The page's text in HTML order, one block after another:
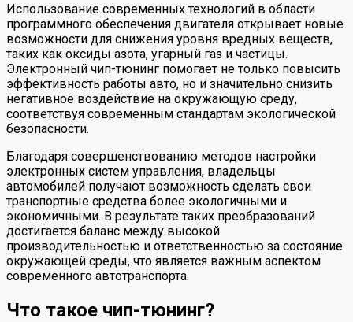
Использование современных технологий в области
программного обеспечения двигателя открывает новые
возможности для снижения уровня вредных веществ,
таких как оксиды азота, угарный газ и частицы.
Электронный чип-тюнинг помогает не только повысить
эффективность работы авто, но и значительно снизить
негативное воздействие на окружающую среду,
соответствуя современным стандартам экологической
безопасности.
Благодаря совершенствованию методов настройки
электронных систем управления, владельцы
автомобилей получают возможность сделать свои
транспортные средства более экологичными и
экономичными. В результате таких преобразований
достигается баланс между высокой
производительностью и ответственностью за состояние
окружающей среды, что является важным аспектом
современного автотранспорта.
Что такое чип-тюнинг?